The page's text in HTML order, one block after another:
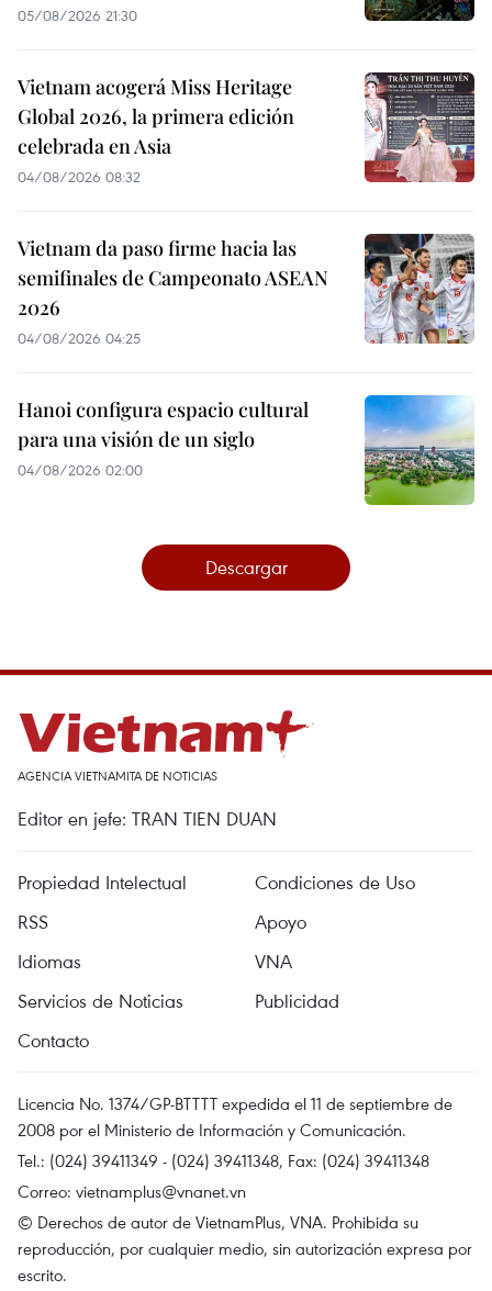
05/08/2026 21:30
Vietnam acogerá Miss Heritage
Global 2026, la primera edición
celebrada en Asia
04/08/2026 08:32
Vietnam da paso firme hacia las
semifinales de Campeonato ASEAN
2026
04/08/2026 04:25
Hanoi configura espacio cultural
para una visión de un siglo
04/08/2026 02:00
Descargar
AGENCIA VIETNAMITA DE NOTICIAS
Editor en jefe: TRAN TIEN DUAN
Propiedad Intelectual
Condiciones de Uso
RSS
Apoyo
Idiomas
VNA
Servicios de Noticias
Publicidad
Contacto
Licencia No. 1374/GP-BTTTT expedida el 11 de septiembre de
2008 por el Ministerio de Información y Comunicación.
Tel.: (024) 39411349 - (024) 39411348, Fax: (024) 39411348
Correo: vietnamplus@vnanet.vn
© Derechos de autor de VietnamPlus, VNA. Prohibida su
reproducción, por cualquier medio, sin autorización expresa por
escrito.